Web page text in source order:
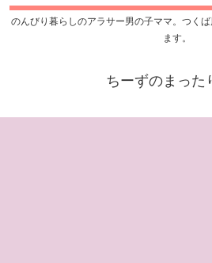
のんびり暮らしのアラサー男の子ママ。つく
ます。
ちーずのまった